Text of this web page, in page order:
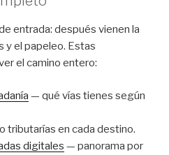
entrada: después vienen la
y el papeleo. Estas
el camino entero:
— qué vías tienes según
tributarías en cada destino.
digitales — panorama por